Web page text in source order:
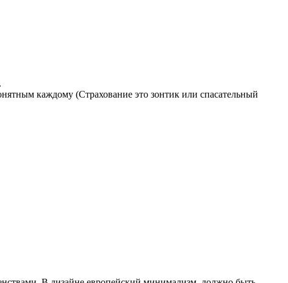
каждому (Страхование это зонтик или спасательный